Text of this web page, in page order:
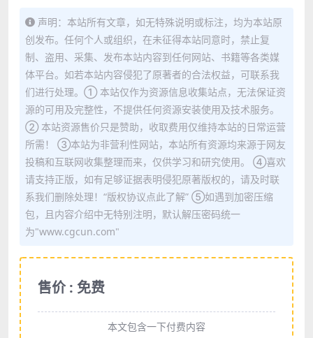
声明：本站所有文章，如无特殊说明或标注，均为本站原
创发布。任何个人或组织，在未征得本站同意时，禁止复
制、盗用、采集、发布本站内容到任何网站、书籍等各类媒
体平台。如若本站内容侵犯了原著者的合法权益，可联系我
们进行处理。① 本站仅作为资源信息收集站点，无法保证资
源的可用及完整性，不提供任何资源安装使用及技术服务。
② 本站资源售价只是赞助，收取费用仅维持本站的日常运营
所需！ ③本站为非营利性网站，本站所有资源均来源于网友
投稿和互联网收集整理而来，仅供学习和研究使用。 ④喜欢
请支持正版，如有足够证据表明侵犯原著版权的，请及时联
系我们删除处理！“版权协议点此了解” ⑤如遇到加密压缩
包，且内容介绍中无特别注明，默认解压密码统一
为"www.cgcun.com"
售价 : 免费
本文包含一下付费内容